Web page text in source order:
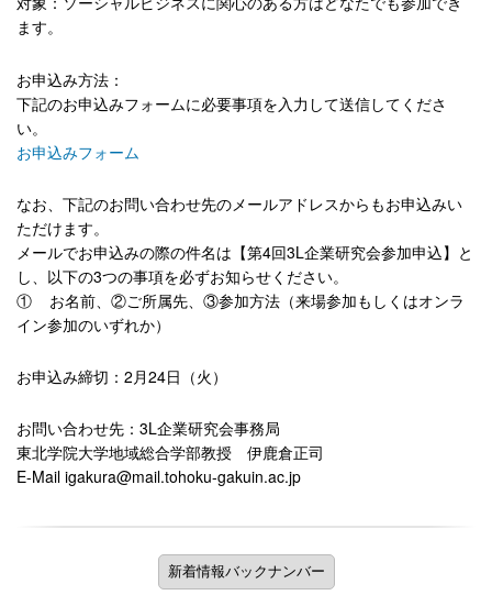
ます。
お申込み方法：
下記のお申込みフォームに必要事項を入力して送信してくださ
い。
お申込みフォーム
なお、下記のお問い合わせ先のメールアドレスからもお申込みい
ただけます。
メールでお申込みの際の件名は【第4回3L企業研究会参加申込】と
し、以下の3つの事項を必ずお知らせください。
① お名前、②ご所属先、③参加方法（来場参加もしくはオンラ
イン参加のいずれか）
お申込み締切：2月24日（火）
お問い合わせ先：3L企業研究会事務局
東北学院大学地域総合学部教授 伊鹿倉正司
E-Mail igakura@mail.tohoku-gakuin.ac.jp